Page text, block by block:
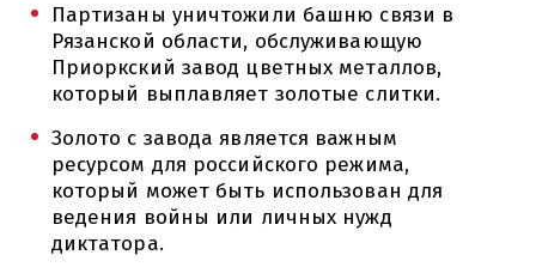
Партизаны уничтожили башню связи в
Рязанской области, обслуживающую
Приоркский завод цветных металлов,
который выплавляет золотые слитки.
Золото с завода является важным
ресурсом для российского режима,
который может быть использован для
ведения войны или личных нужд
диктатора.